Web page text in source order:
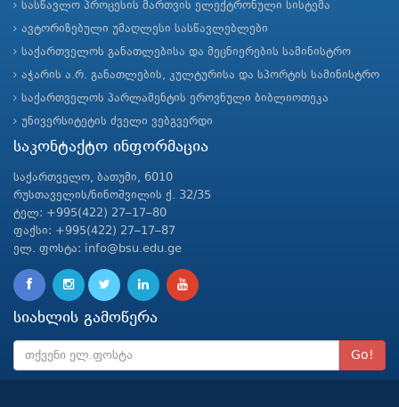
სასწავლო პროცესის მართვის ელექტრონული სისტემა
ავტორიზებული უმაღლესი სასწავლებლები
საქართველოს განათლებისა და მეცნიერების სამინისტრო
აჭარის ა.რ. განათლების, კულტურისა და სპორტის სამინისტრო
საქართველოს პარლამენტის ეროვნული ბიბლიოთეკა
უნივერსიტეტის ძველი ვებგვერდი
საკონტაქტო ინფორმაცია
საქართველო, ბათუმი, 6010
რუსთაველის/ნინოშვილის ქ. 32/35
ტელ: +995(422) 27–17–80
ფაქსი: +995(422) 27–17–87
ელ. ფოსტა: info@bsu.edu.ge
სიახლის გამოწერა
Go!